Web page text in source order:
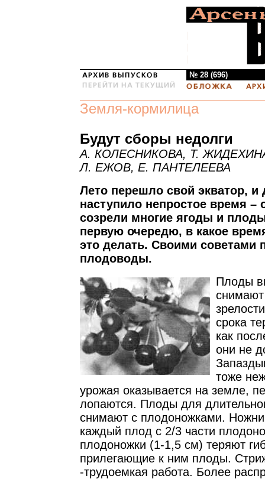
№ 28 (696)
Земля-кормилица
Будут сборы недолги
А. КОЛЕСНИКОВА, Т.
Л. ЕЖОВ, Е. ПАНТЕЛЕЕВА
Лето перешло свой экватор, и
наступило непростое время –
созрели многие ягоды и
первую очередю, в какое
это делать. Своими советами
плодоводы.
Плоды
срока
как
они не
тоже
урожая оказывается на земле,
лопаются. Плоды для
снимают с плодоножками.
каждый плод с 2/3 части
плодоножки (1-1,5 см) теряют
прилегающие к ним плоды.
-трудоемкая работа. Более